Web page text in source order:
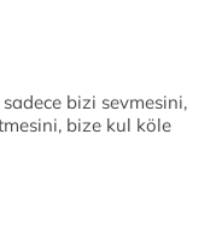
bizi sevmesini,
bize kul köle